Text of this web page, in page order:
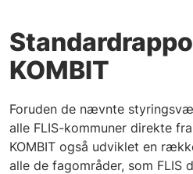
KOMBIT
Foruden de nævnte
alle FLIS-kommuner direkte
KOMBIT også udviklet en
alle de fagområder, som FLIS